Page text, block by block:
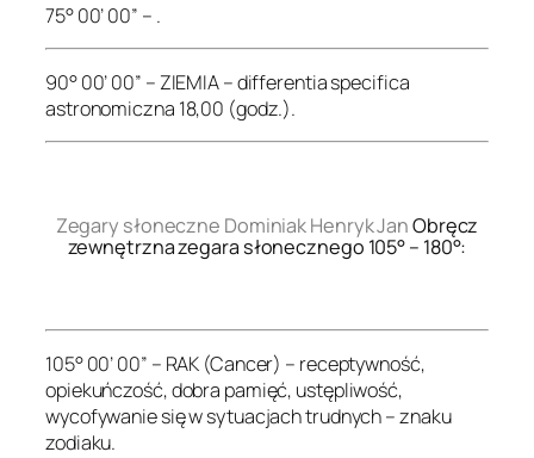
75° 00’ 00” – .
90° 00’ 00” – ZIEMIA – differentia specifica
astronomiczna 18,00 (godz.).
Zegary słoneczne Dominiak Henryk JanObręcz
zewnętrzna zegara słonecznego 105° – 180°:
105° 00’ 00” – RAK (Cancer) – receptywność,
opiekuńczość, dobra pamięć, ustępliwość,
wycofywanie się w sytuacjach trudnych – znaku
zodiaku.